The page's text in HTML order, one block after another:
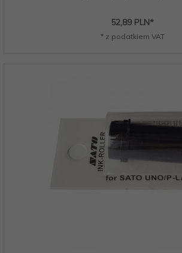
52,89 PLN*
* z podatkiem VAT